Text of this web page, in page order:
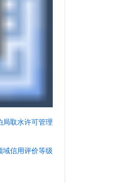
局取水许可管理
域信用评价等级